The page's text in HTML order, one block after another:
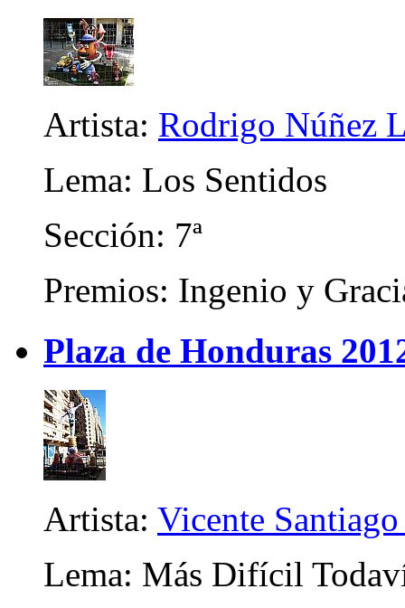
Artista: Rodrigo Núñez
Lema: Los Sentidos
Sección: 7ª
Premios: Ingenio y
Plaza de Honduras
Artista: Vicente
Lema: Más Difícil